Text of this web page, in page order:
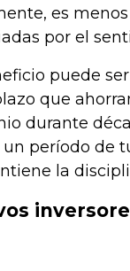
es
por el
puede
que
durante
período de
la